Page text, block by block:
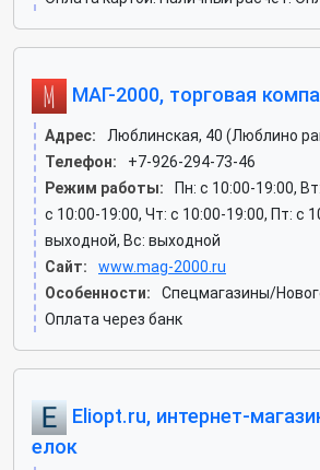
МАГ-2000, торговая
Адрес:
Люблинская, 40 (Люблино
Телефон:
+7-926-294-73-46
Режим работы:
Пн: c 10:00-19:00,
c 10:00-19:00, Чт: c 10:00-19:00, Пт: c
выходной, Вс: выходной
Сайт:
www.mag-2000.ru
Особенности:
Спецмагазины/
Оплата через банк
Eliopt.ru, интернет-
елок